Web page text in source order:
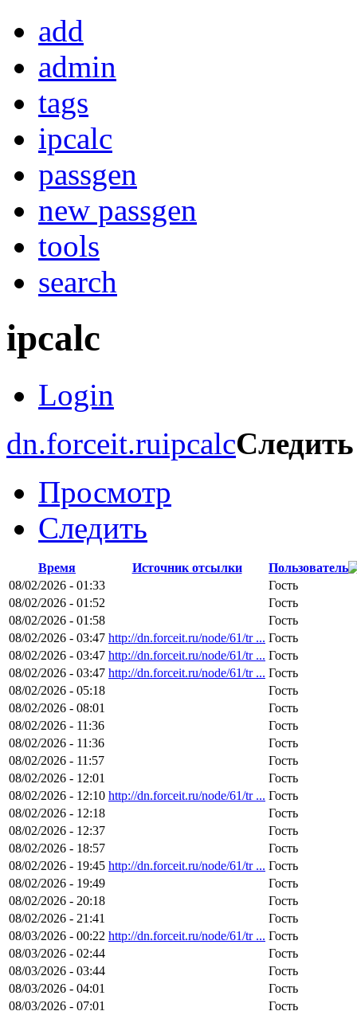
add
admin
tags
ipcalc
passgen
new passgen
tools
search
ipcalc
Login
dn.forceit.ruipcalcСледить
Просмотр
Следить
Время Источник отсылки
Пользователь
08/02/2026 - 01:33
Гость
08/02/2026 - 01:52
Гость
08/02/2026 - 01:58
Гость
08/02/2026 - 03:47 http://dn.forceit.ru/node/61/tr ... Гость
08/02/2026 - 03:47 http://dn.forceit.ru/node/61/tr ... Гость
08/02/2026 - 03:47 http://dn.forceit.ru/node/61/tr ... Гость
08/02/2026 - 05:18
Гость
08/02/2026 - 08:01
Гость
08/02/2026 - 11:36
Гость
08/02/2026 - 11:36
Гость
08/02/2026 - 11:57
Гость
08/02/2026 - 12:01
Гость
08/02/2026 - 12:10 http://dn.forceit.ru/node/61/tr ... Гость
08/02/2026 - 12:18
Гость
08/02/2026 - 12:37
Гость
08/02/2026 - 18:57
Гость
08/02/2026 - 19:45 http://dn.forceit.ru/node/61/tr ... Гость
08/02/2026 - 19:49
Гость
08/02/2026 - 20:18
Гость
08/02/2026 - 21:41
Гость
08/03/2026 - 00:22 http://dn.forceit.ru/node/61/tr ... Гость
08/03/2026 - 02:44
Гость
08/03/2026 - 03:44
Гость
08/03/2026 - 04:01
Гость
08/03/2026 - 07:01
Гость